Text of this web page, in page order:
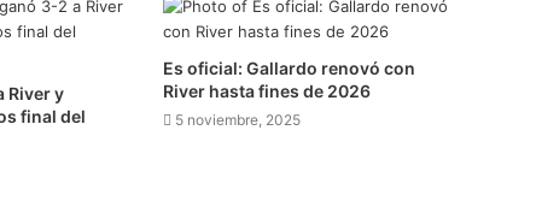
River y
final del
Es oficial: Gallardo renovó con
River hasta fines de 2026
5 noviembre, 2025